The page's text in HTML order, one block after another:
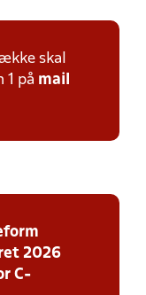
skal
1 på mail
2026
C-